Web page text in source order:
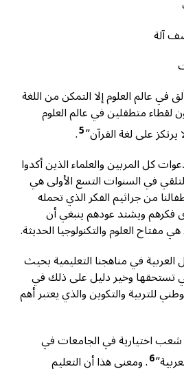
آلة
في عالم العلوم إلا التمكن من اللغة
لقطاء متطفلين في عالم العلوم
على لغة القرآن”5
.
كل المربين والعلماء الذين أكدوا
في السنوات التسع الأولى هي
من جراثيم الفكر الذي تحمله
فكرهم ويشتد عودهم ينبغي أن
هي مفتاح العلوم والتكنولوجيا الحديثة.
العربية في مناهجنا التعليمية بحيث
تستحقها وخير دليل على ذلك في
للتربية والتكوين والذي يعتبر أهم
شعب اختيارية في الجامعات في
6. ومعنى هذا أن التعليم